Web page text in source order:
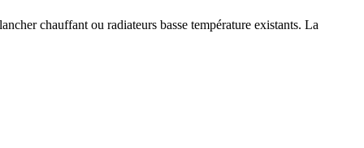
chauffant ou radiateurs basse température existants. La